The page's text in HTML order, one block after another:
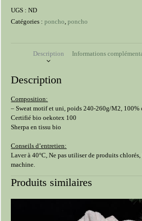
UGS :ND
Catégories :poncho ,poncho
Description Informations
Description
Composition:
– Sweat motif et uni, poids 240-260g/M2, 100%
Certifié bio oekotex 100
Sherpa en tissu bio
Conseils d’entretien:
Laver à 40°C, Ne pas utiliser de produits
machine.
Produits similaires